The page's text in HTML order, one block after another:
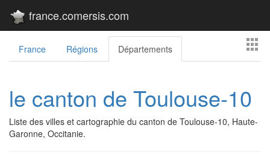
france.comersis.com
France Régions Départements
le canton de Toulouse-10
Liste des villes et cartographie du canton de Toulouse-10, Haute-
Garonne, Occitanie.